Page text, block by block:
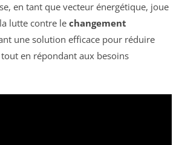
en tant que vecteur énergétique, joue
lutte contre le changement
une solution efficace pour réduire
en répondant aux besoins